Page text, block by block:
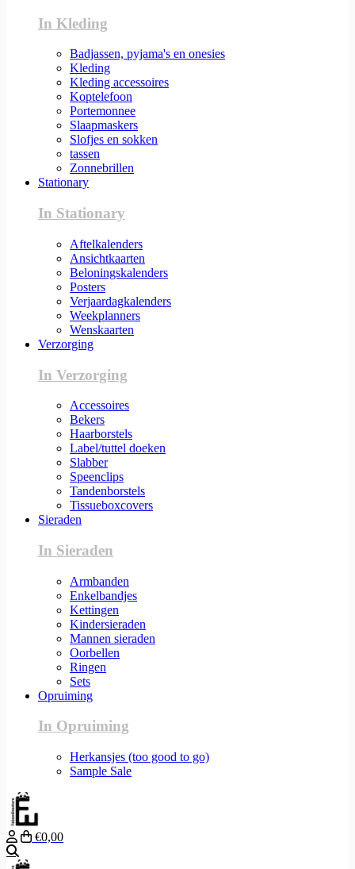
In Kleding
Badjassen, pyjama's en onesies
Kleding
Kleding accessoires
Koptelefoon
Portemonnee
Slaapmaskers
Slofjes en sokken
tassen
Zonnebrillen
Stationary
In Stationary
Aftelkalenders
Ansichtkaarten
Beloningskalenders
Posters
Verjaardagkalenders
Weekplanners
Wenskaarten
Verzorging
In Verzorging
Accessoires
Bekers
Haarborstels
Label/tuttel doeken
Slabber
Speenclips
Tandenborstels
Tissueboxcovers
Sieraden
In Sieraden
Armbanden
Enkelbandjes
Kettingen
Kindersieraden
Mannen sieraden
Oorbellen
Ringen
Sets
Opruiming
In Opruiming
Herkansjes (too good to go)
Sample Sale
€0,00